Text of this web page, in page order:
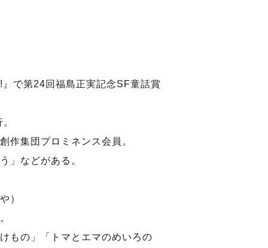
で第24回福島正実記念SF童話賞
作集団プロミネンス会員。
」などがある。
）
もの」「トマとエマのめいろの